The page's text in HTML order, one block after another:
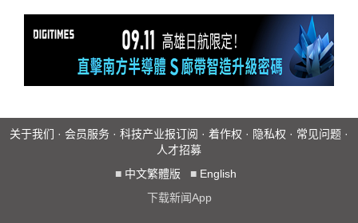
关于我们 · 会员服务 · 科技产业报订阅 · 着作权 · 隐私权 · 常见问题 ·
人才招募
■ 中文繁體版 ■ English
下载新闻App